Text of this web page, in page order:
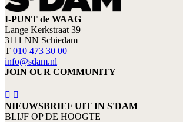
I-PUNT de WAAG
Lange Kerkstraat 39
3111 NN Schiedam
T 010 473 30 00
info@sdam.nl
JOIN OUR COMMUNITY
NIEUWSBRIEF UIT IN S'DAM
BLIJF OP DE HOOGTE